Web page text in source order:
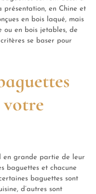
en Chine et
en bois laqué, mais
ou en bois jetables, de
se baser pour
en grande partie de leur
baguettes et chacune
baguettes sont
d’autres sont